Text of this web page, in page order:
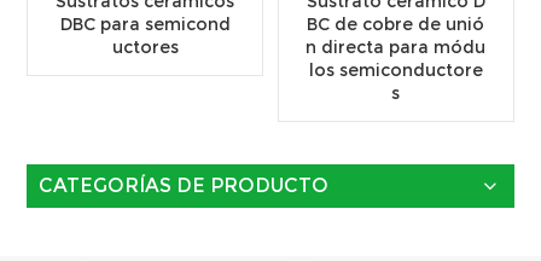
DBC para semicond
uctores
BC de cobre de unió
n directa para módu
los semiconductore
s
CATEGORÍAS DE PRODUCTO